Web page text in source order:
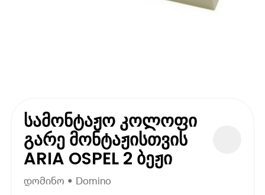
სამონტაჟო კოლოფი
გარე მონტაჟისთვის
ARIA OSPEL 2 ბეჟი
დომინო • Domino